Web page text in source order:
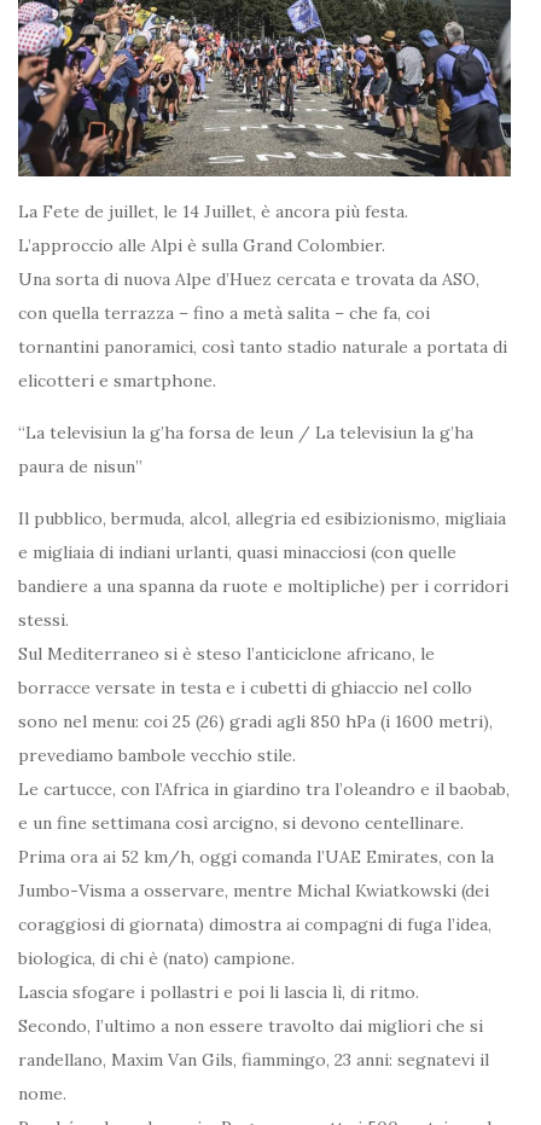
La Fete de juillet, le 14 Juillet, è ancora più festa.
L’approccio alle Alpi è sulla Grand Colombier.
Una sorta di nuova Alpe d’Huez cercata e trovata da ASO,
con quella terrazza – fino a metà salita – che fa, coi
tornantini panoramici, così tanto stadio naturale a portata di
elicotteri e smartphone.
“La televisiun la g’ha forsa de leun / La televisiun la g’ha
paura de nisun”
Il pubblico, bermuda, alcol, allegria ed esibizionismo, migliaia
e migliaia di indiani urlanti, quasi minacciosi (con quelle
bandiere a una spanna da ruote e moltipliche) per i corridori
stessi.
Sul Mediterraneo si è steso l’anticiclone africano, le
borracce versate in testa e i cubetti di ghiaccio nel collo
sono nel menu: coi 25 (26) gradi agli 850 hPa (i 1600 metri),
prevediamo bambole vecchio stile.
Le cartucce, con l’Africa in giardino tra l’oleandro e il baobab,
e un fine settimana così arcigno, si devono centellinare.
Prima ora ai 52 km/h, oggi comanda l’UAE Emirates, con la
Jumbo-Visma a osservare, mentre Michal Kwiatkowski (dei
coraggiosi di giornata) dimostra ai compagni di fuga l’idea,
biologica, di chi è (nato) campione.
Lascia sfogare i pollastri e poi li lascia lì, di ritmo.
Secondo, l’ultimo a non essere travolto dai migliori che si
randellano, Maxim Van Gils, fiammingo, 23 anni: segnatevi il
nome.